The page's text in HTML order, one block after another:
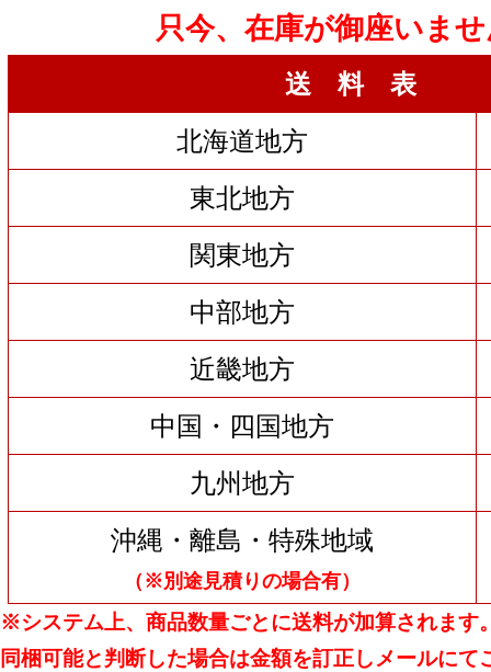
只今、在庫が御座いま
送 料 表
北海道地方
東北地方
関東地方
中部地方
近畿地方
中国・四国地方
九州地方
沖縄・離島・特殊地域
（※別途見積りの場合有）
※システム上、商品数量ごとに送料が加算されます
同梱可能と判断した場合は金額を訂正しメールにて